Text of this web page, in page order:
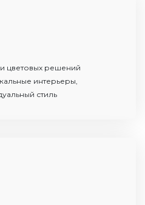
цветовых решений
интерьеры,
стиль